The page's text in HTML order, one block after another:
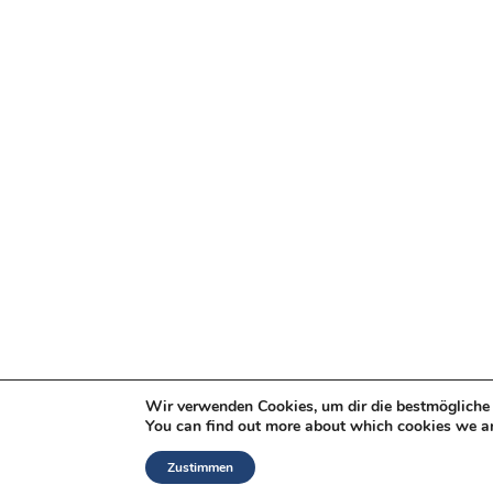
Wir verwenden Cookies, um dir die
You can find out more about which cookies we
Zustimmen